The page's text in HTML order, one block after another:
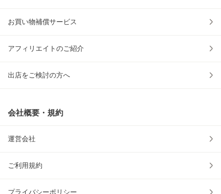
お買い物補償サービス
アフィリエイトのご紹介
出店をご検討の方へ
会社概要・規約
運営会社
ご利用規約
プライバシーポリシー